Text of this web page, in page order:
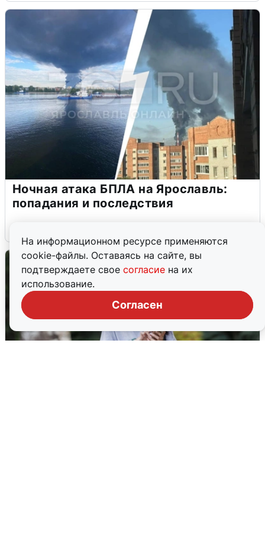
На информационном ресурсе применяются
cookie-файлы. Оставаясь на сайте, вы
подтверждаете свое согласие на их
использование.
Согласен
Ночная атака БПЛА на Ярославль:
попадания и последствия